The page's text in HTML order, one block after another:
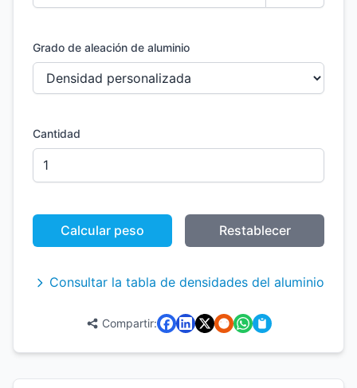
Grado de aleación de aluminio
Cantidad
Calcular peso Restablecer
Consultar la tabla de densidades del aluminio
Compartir: